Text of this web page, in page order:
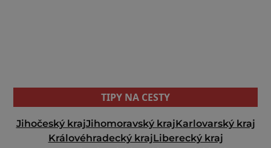
TIPY NA CESTY
Jihočeský krajJihomoravský krajKarlovarský kraj
Královéhradecký krajLiberecký kraj